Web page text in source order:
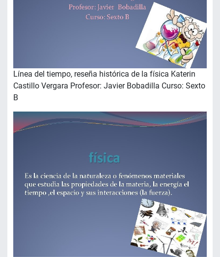
Línea del tiempo, reseña histórica de la física Katerin
Castillo Vergara Profesor: Javier Bobadilla Curso: Sexto
B